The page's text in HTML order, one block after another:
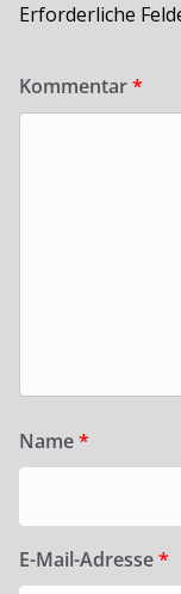
Erforderliche
Kommentar*
Name*
E-Mail-Adresse*